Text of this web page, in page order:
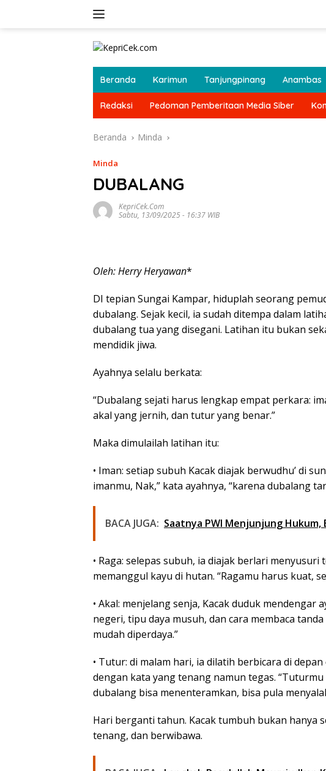
Beranda Karimun Tanjungpinang Anambas
Redaksi Pedoman Pemberitaan Media Siber
Beranda Minda
Minda
DUBALANG
KepriCek.com
Sabtu, 13/09/2025 - 16:37 WIB
Oleh: Herry Heryawan*
DI tepian Sungai Kampar, hiduplah seorang
dubalang. Sejak kecil, ia sudah ditempa dalam
dubalang tua yang disegani. Latihan itu bukan
mendidik jiwa.
Ayahnya selalu berkata:
“Dubalang sejati harus lengkap empat perkara:
akal yang jernih, dan tutur yang benar.”
Maka dimulailah latihan itu:
• Iman: setiap subuh Kacak diajak berwudhu’ di
imanmu, Nak,” kata ayahnya, “karena dubalang
BACA JUGA: Saatnya PWI Menjunjung Hukum,
• Raga: selepas subuh, ia diajak berlari
memanggul kayu di hutan. “Ragamu harus kuat,
• Akal: menjelang senja, Kacak duduk
negeri, tipu daya musuh, dan cara membaca
mudah diperdaya.”
• Tutur: di malam hari, ia dilatih berbicara di
dengan kata yang tenang namun tegas.
dubalang bisa menenteramkan, bisa pula
Hari berganti tahun. Kacak tumbuh bukan hanya
tenang, dan berwibawa.